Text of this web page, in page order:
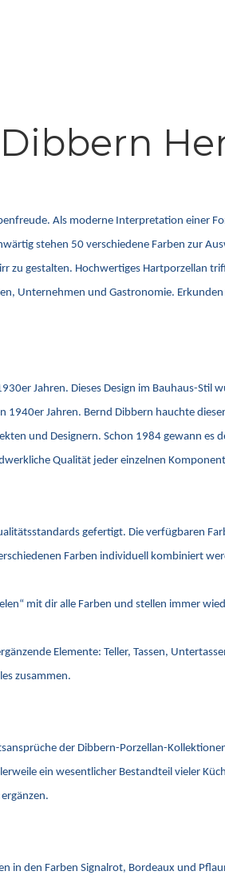
Als moderne Interpretation einer
stehen 50 verschiedene Farben zur
zu gestalten. Hochwertiges Hartporzellan
Unternehmen und Gastronomie.
Jahren. Dieses Design im Bauhaus-
Jahren. Bernd Dibbern hauchte
und Designern. Schon 1984 gewann es
Qualität jeder einzelnen
gefertigt. Die verfügbaren
Farben individuell kombiniert
mit dir alle Farben und stellen immer
Elemente: Teller, Tassen,
zusammen.
der Dibbern-Porzellan-
ein wesentlicher Bestandteil vieler
in den Farben Signalrot, Bordeaux und